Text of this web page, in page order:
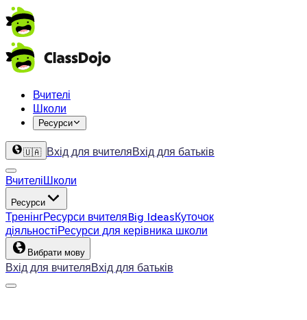
Вчителі
Школи
Ресурси
🇺🇦 Вхід для вчителяВхід для батьків
ВчителіШколи
Ресурси
ТренінгРесурси вчителяBig IdeasКуточок
діяльностіРесурси для керівника школи
Вибрати мову
Вхід для вчителяВхід для батьків